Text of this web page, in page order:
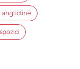
angličtině